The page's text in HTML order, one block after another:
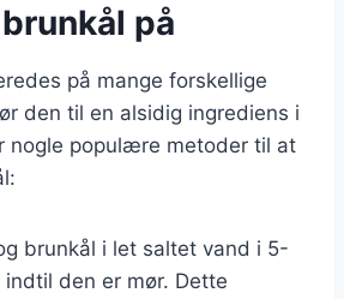
på
på mange forskellige
den til en alsidig ingrediens i
nogle populære metoder til at
brunkål i let saltet vand i 5-
indtil den er mør. Dette